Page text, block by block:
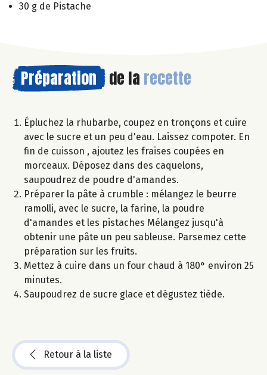
30 g de Pistache
Préparation de la recette
Épluchez la rhubarbe, coupez en tronçons et cuire
avec le sucre et un peu d'eau. Laissez compoter. En
fin de cuisson , ajoutez les fraises coupées en
morceaux. Déposez dans des caquelons,
saupoudrez de poudre d'amandes.
Préparer la pâte à crumble : mélangez le beurre
ramolli, avec le sucre, la farine, la poudre
d'amandes et les pistaches Mélangez jusqu'à
obtenir une pâte un peu sableuse. Parsemez cette
préparation sur les fruits.
Mettez à cuire dans un four chaud à 180° environ 25
minutes.
Saupoudrez de sucre glace et dégustez tiède.
Retour à la liste